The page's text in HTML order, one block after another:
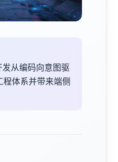
从编码向意图驱
体系并带来端侧